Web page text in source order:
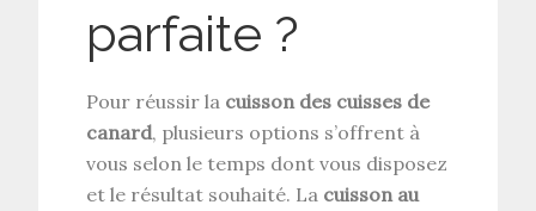
parfaite ?
Pour réussir la cuisson des cuisses de
canard, plusieurs options s’offrent à
vous selon le temps dont vous disposez
et le résultat souhaité. La cuisson au